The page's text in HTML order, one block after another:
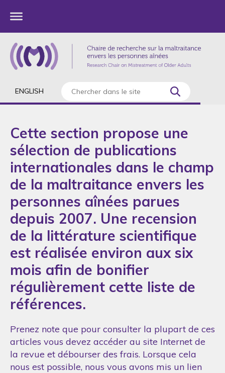
ENGLISH
Cette section propose une
sélection de publications
internationales dans le champ
de la maltraitance envers les
personnes aînées parues
depuis 2007. Une recension
de la littérature scientifique
est réalisée environ aux six
mois afin de bonifier
régulièrement cette liste de
références.
Prenez note que pour consulter la plupart de ces
articles vous devez accéder au site Internet de
la revue et débourser des frais. Lorsque cela
nous est possible, nous vous avons mis un lien